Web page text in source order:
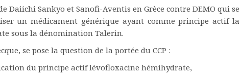
Daiichi Sankyo et Sanofi-Aventis en Grèce contre DEMO qui se
un médicament générique ayant comme principe actif la
sous la dénomination Talerin.
se pose la question de la portée du CCP :
du principe actif lévofloxacine hémihydrate,